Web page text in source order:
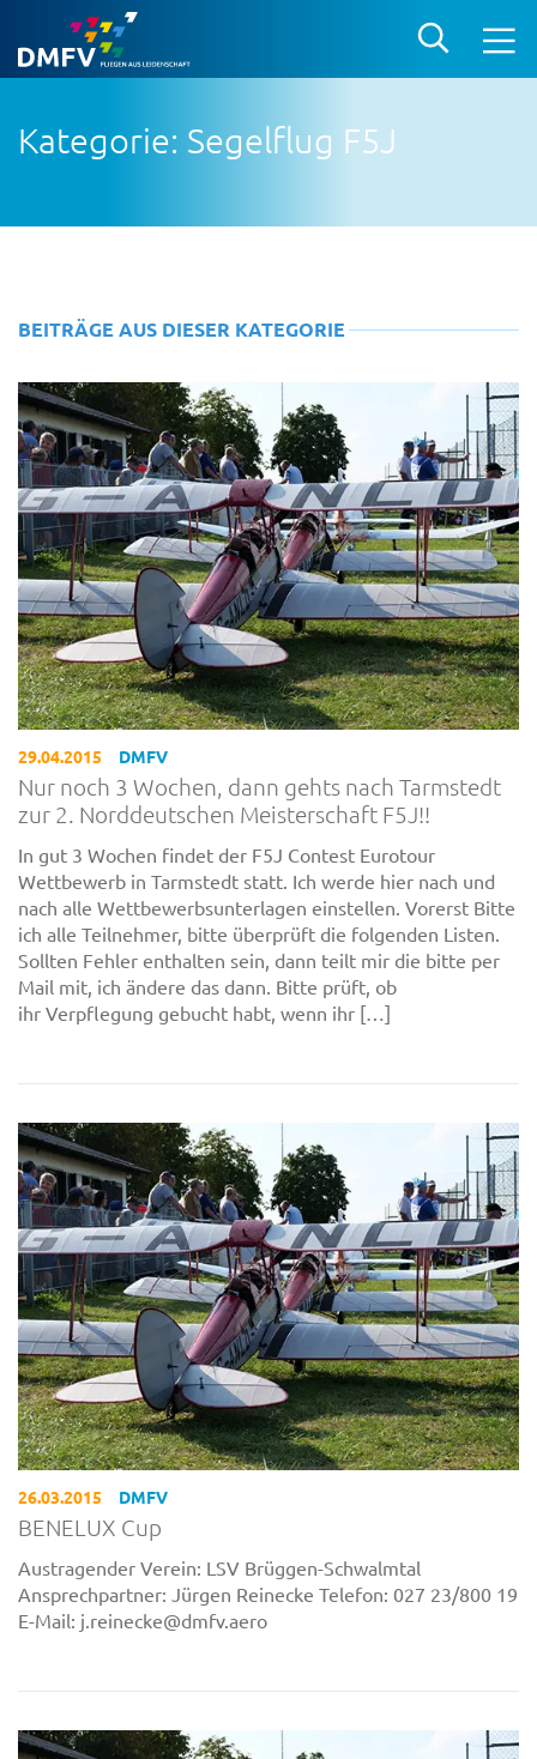
Kategorie: Segelflug F5J
BEITRÄGE AUS DIESER KATEGORIE
29.04.2015 DMFV
Nur noch 3 Wochen, dann gehts nach Tarmstedt
zur 2. Norddeutschen Meisterschaft F5J!!
In gut 3 Wochen findet der F5J Contest Eurotour
Wettbewerb in Tarmstedt statt. Ich werde hier nach und
nach alle Wettbewerbsunterlagen einstellen. Vorerst Bitte
ich alle Teilnehmer, bitte überprüft die folgenden Listen.
Sollten Fehler enthalten sein, dann teilt mir die bitte per
Mail mit, ich ändere das dann. Bitte prüft, ob
ihr Verpflegung gebucht habt, wenn ihr […]
26.03.2015 DMFV
BENELUX Cup
Austragender Verein: LSV Brüggen-Schwalmtal
Ansprechpartner: Jürgen Reinecke Telefon: 027 23/800 19
E-Mail: j.reinecke@dmfv.aero